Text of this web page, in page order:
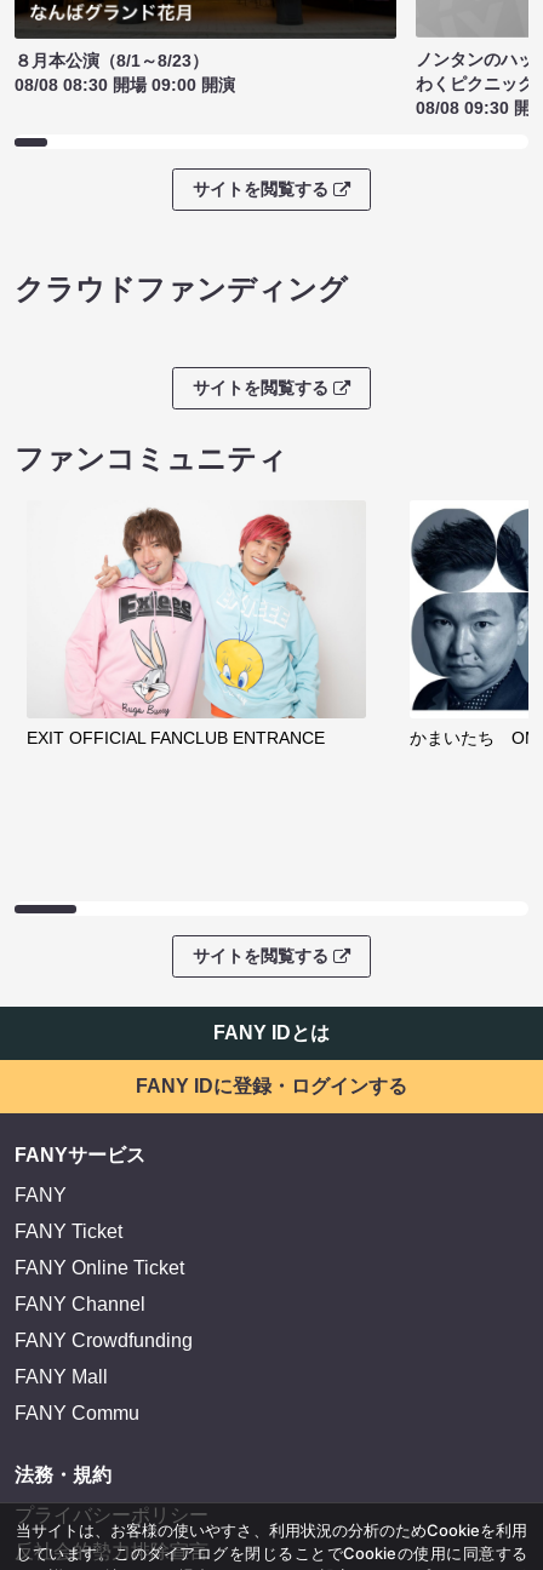
８月本公演（8/1～8/23）
08/08 08:30 開場 09:00 開演
ノンタンのハッ
わくピクニック
08/08 09:30 開
サイトを閲覧する
クラウドファンディング
サイトを閲覧する
ファンコミュニティ
EXIT OFFICIAL FANCLUB ENTRANCE かまいたち
サイトを閲覧する
FANY IDとは
FANY IDに登録・ログインする
FANYサービス
FANY
FANY Ticket
FANY Online Ticket
FANY Channel
FANY Crowdfunding
FANY Mall
FANY Commu
法務・規約
プライバシーポリシー
反社会的勢力排除宣言
当サイトは、お客様の使いやすさ、利用状況の分析のためCookieを利用
しています。このダイアログを閉じることでCookieの使用に同意する